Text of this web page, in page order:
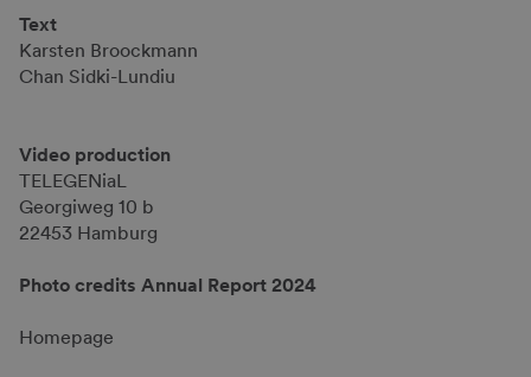
Text
Karsten Broockmann
Chan Sidki-Lundiu
Video production
TELEGENiaL
Georgiweg 10 b
22453 Hamburg
Photo credits Annual Report 2024
Homepage